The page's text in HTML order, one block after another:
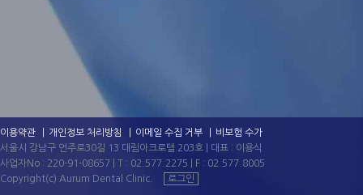
이용약관 개인정보 처리방침 이메일 수집 거부
비보험 수가
서울시 강남구 언주로30길 13 대림아크로텔 203호 | 대표 : 이용식
사업자No : 220-91-08657 | T : 02.577.2275 | F : 02.577.8005
Copyright(c) Aurum Dental Clinic.
로그인